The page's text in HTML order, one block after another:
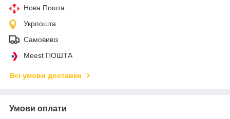
Нова Пошта
Укрпошта
Самовивіз
Meest ПОШТА
Всі умови доставки
Умови оплати